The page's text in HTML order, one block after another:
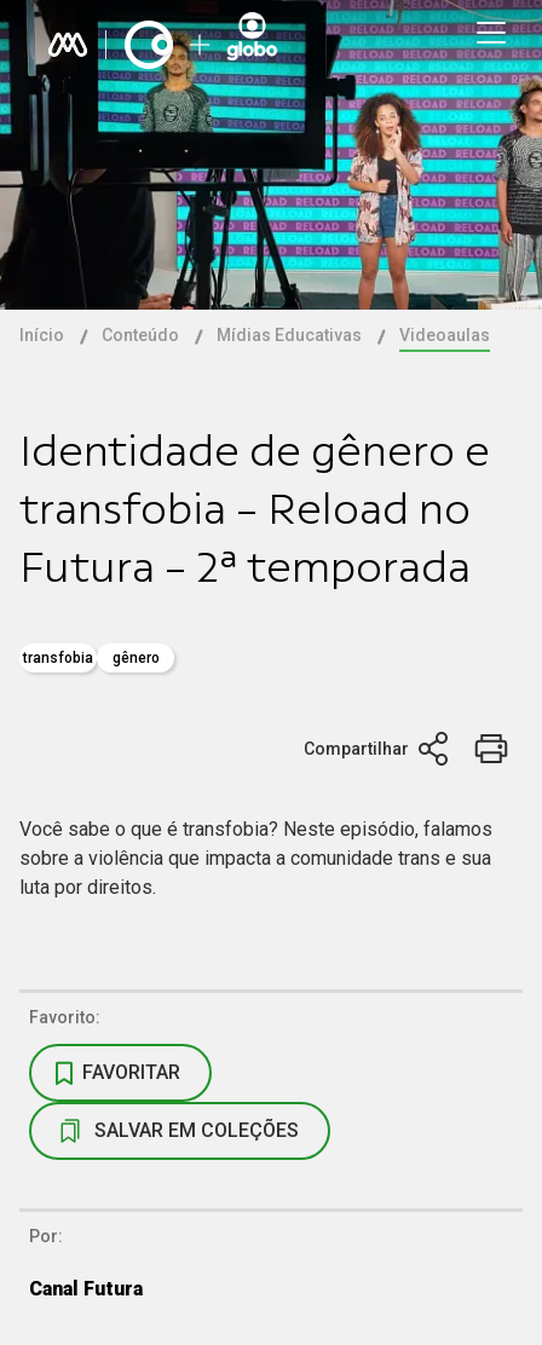
Início Conteúdo Mídias Educativas Videoaulas
Identidade de gênero e
transfobia - Reload no
Futura - 2ª temporada
transfobia gênero
Compartilhar
Você sabe o que é transfobia? Neste episódio, falamos
sobre a violência que impacta a comunidade trans e sua
luta por direitos.
Favorito:
FAVORITAR
SALVAR EM COLEÇÕES
Por:
Canal Futura